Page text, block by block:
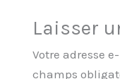
Laisser
Votre adresse
champs